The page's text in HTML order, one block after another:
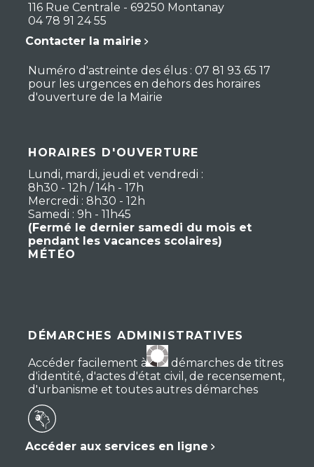
116 Rue Centrale - 69250 Montanay
04 78 91 24 55
Contacter la mairie
Numéro d'astreinte des élus : 07 81 93 65 17
pour les urgences en dehors des horaires
d'ouverture de la Mairie
HORAIRES D'OUVERTURE
Lundi, mardi, jeudi et vendredi :
8h30 - 12h / 14h - 17h
Mercredi : 8h30 - 12h
Samedi : 9h - 11h45
(Fermé le dernier samedi du mois et
pendant les vacances scolaires)
MÉTÉO
DÉMARCHES ADMINISTRATIVES
Accéder facilement à vos démarches de titres
d'identité, d'actes d'état civil, de recensement,
d'urbanisme et toutes autres démarches
Accéder aux services en ligne